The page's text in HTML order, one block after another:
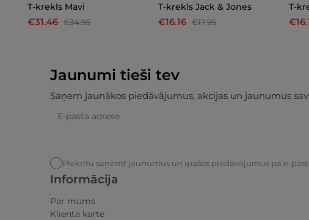
T-krekls Mavi
€31.46 €34.95
T-krekls Jack & Jones
€16.16 €17.95
T-
Jaunumi tieši tev
Saņem jaunākos piedāvājumus, akcijas un jaunumus
Piekrītu saņemt jaunumus un īpašos piedāvājumus pa e-
Informācija
Par mums
Klienta karte